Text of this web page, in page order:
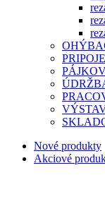
Nové produkty
Akciové